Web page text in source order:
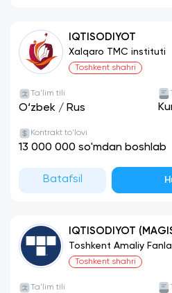
IQTISODIYOT
Xalqaro TMC instituti
Toshkent shahri
Ta'lim tili
O‘zbek / Rus
Kontrakt to'lovi
13 000 000 so'mdan boshlab
Batafsil
IQTISODIYOT
Toshkent Amaliy
Toshkent shahri
Ta'lim tili